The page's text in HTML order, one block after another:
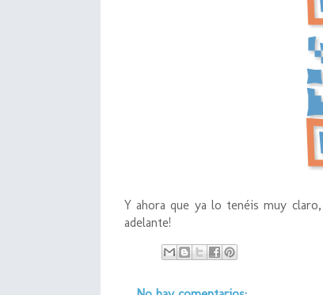
Y ahora que ya lo tenéis muy
adelante!